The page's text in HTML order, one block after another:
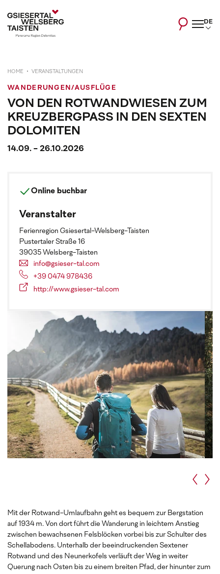
DE
HOME VERANSTALTUNGEN
WANDERUNGEN/AUSFLÜGE
VON DEN ROTWANDWIESEN ZUM
KREUZBERGPASS IN DEN SEXTEN
DOLOMITEN
14.09. - 26.10.2026
Mit der Rotwand-Umlaufbahn geht es bequem zur Bergstation
auf 1934 m. Von dort führt die Wanderung in leichtem Anstieg
zwischen bewachsenen Felsblöcken vorbei bis zur Schulter des
Schellabodens. Unterhalb der beeindruckenden Sextener
Rotwand und des Neunerkofels verläuft der Weg in weiter
Querung nach Osten bis zu einem breiten Pfad, der hinunter zum
Online buchbar
Veranstalter
Ferienregion Gsiesertal-Welsberg-Taisten
Pustertaler Straße 16
39035 Welsberg-Taisten
info@gsieser-tal.com
+39 0474 978436
http://www.gsieser-tal.com